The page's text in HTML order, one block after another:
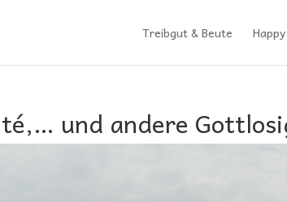
Treibgut & Beute
und andere